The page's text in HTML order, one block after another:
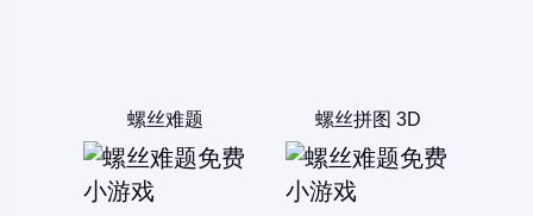
螺丝难题 螺丝拼图 3D